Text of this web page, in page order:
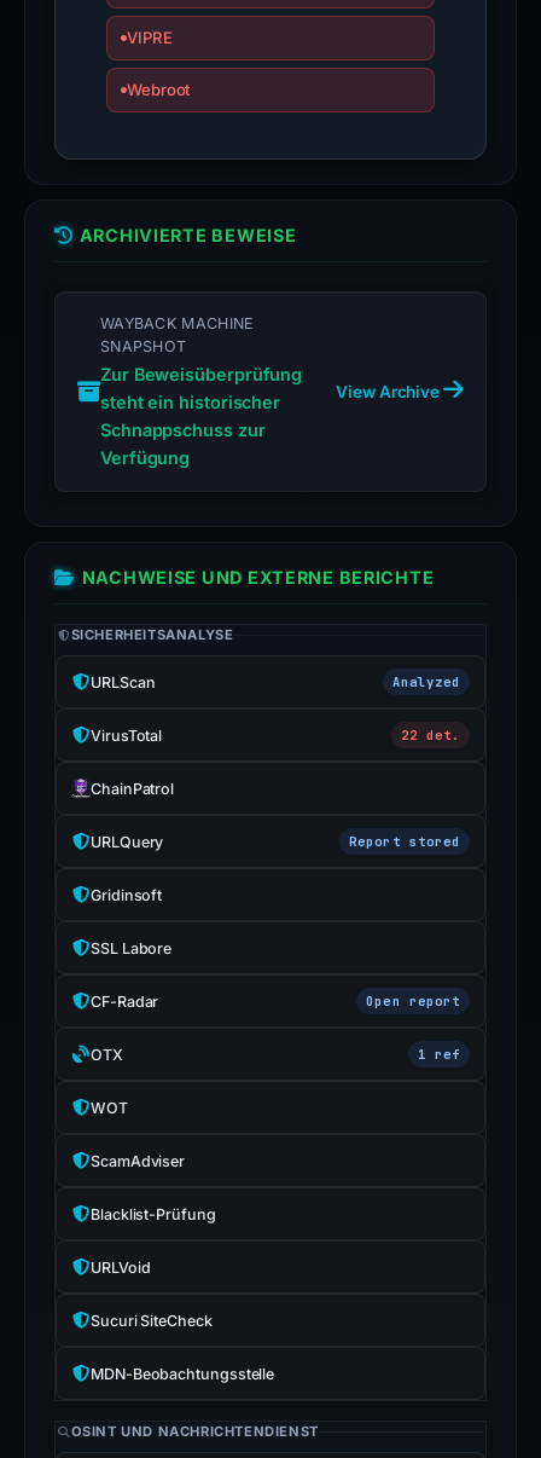
VIPRE
Webroot
ARCHIVIERTE BEWEISE
WAYBACK MACHINE
SNAPSHOT
Zur Beweisüberprüfung
steht ein historischer
Schnappschuss zur
Verfügung
View Archive
NACHWEISE UND EXTERNE BERICHTE
SICHERHEITSANALYSE
URLScan Analyzed
VirusTotal 22 det.
ChainPatrol
URLQuery Report stored
Gridinsoft
SSL Labore
CF-Radar Open report
OTX 1 ref
WOT
ScamAdviser
Blacklist-Prüfung
URLVoid
Sucuri SiteCheck
MDN-Beobachtungsstelle
OSINT UND NACHRICHTENDIENST